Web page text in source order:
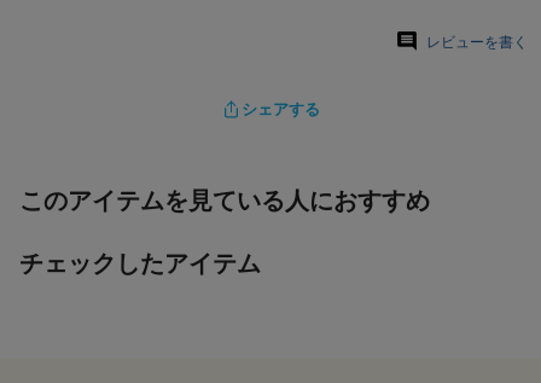
レビューを書く
シェアする
このアイテムを見ている人におすすめ
チェックしたアイテム